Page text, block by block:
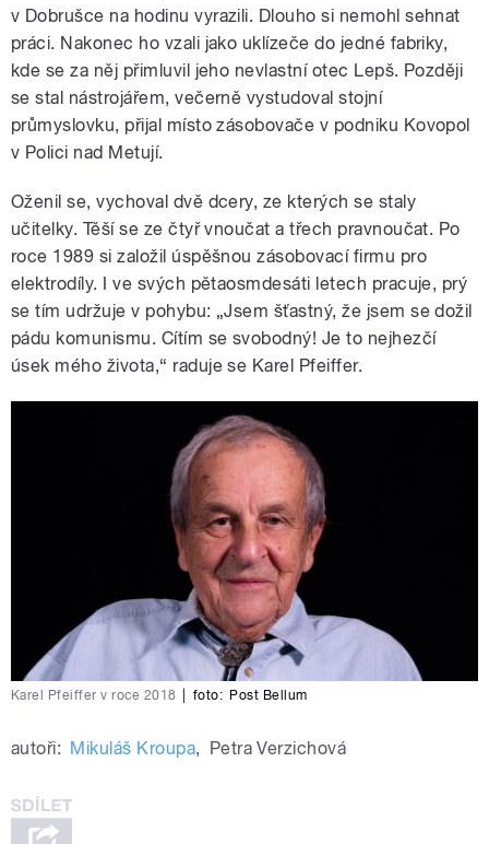
v Dobrušce na hodinu vyrazili. Dlouho si nemohl sehnat
práci. Nakonec ho vzali jako uklízeče do jedné fabriky,
kde se za něj přimluvil jeho nevlastní otec Lepš. Později
se stal nástrojářem, večerně vystudoval stojní
průmyslovku, přijal místo zásobovače v podniku Kovopol
v Polici nad Metují.
Oženil se, vychoval dvě dcery, ze kterých se staly
učitelky. Těší se ze čtyř vnoučat a třech pravnoučat. Po
roce 1989 si založil úspěšnou zásobovací firmu pro
elektrodíly. I ve svých pětaosmdesáti letech pracuje, prý
se tím udržuje v pohybu: „Jsem šťastný, že jsem se dožil
pádu komunismu. Cítím se svobodný! Je to nejhezčí
úsek mého života,“ raduje se Karel Pfeiffer.
Karel Pfeiffer v roce 2018 foto: Post Bellum
autoři: Mikuláš Kroupa, Petra Verzichová